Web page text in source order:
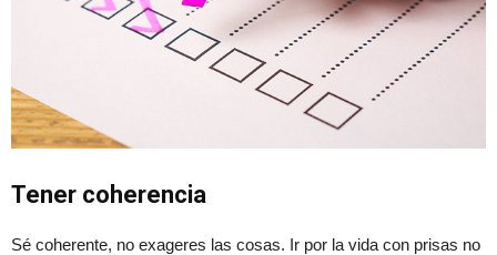
Tener coherencia
Sé coherente, no exageres las cosas. Ir por la vida con prisas no